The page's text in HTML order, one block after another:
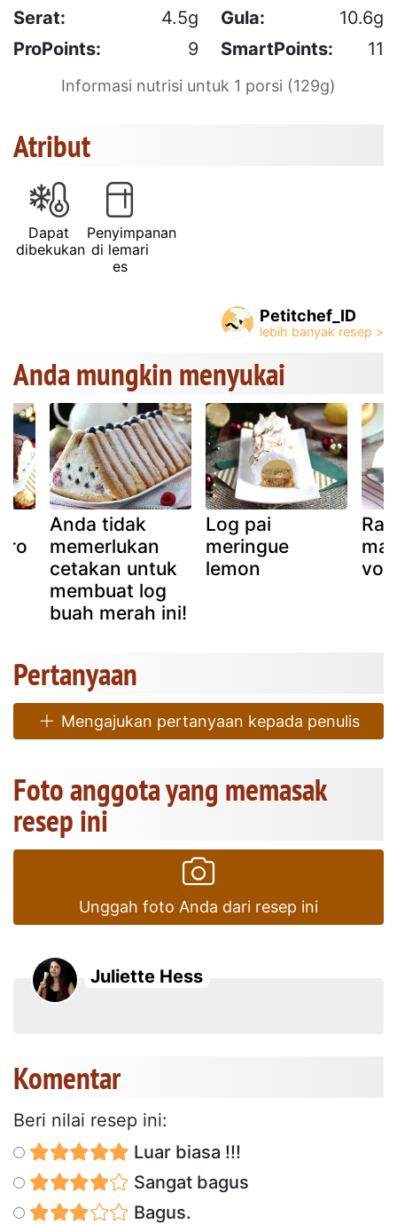
Serat: 4.5g Gula:
10.6g
ProPoints:
9 SmartPoints: 11
Informasi nutrisi untuk 1 porsi (129g)
Atribut
Dapat
dibekukan
Penyimpanan
di lemari
es
Petitchef_ID
Anda mungkin menyukai
Anda tidak
memerlukan
cetakan untuk
membuat log
buah merah ini!
Log pai
meringue
lemon
vol
Pertanyaan
Mengajukan pertanyaan kepada penulis
Foto anggota yang memasak
resep ini
Unggah foto Anda dari resep ini
Juliette Hess
Komentar
Beri nilai resep ini:
Luar biasa !!!
Sangat bagus
Bagus.